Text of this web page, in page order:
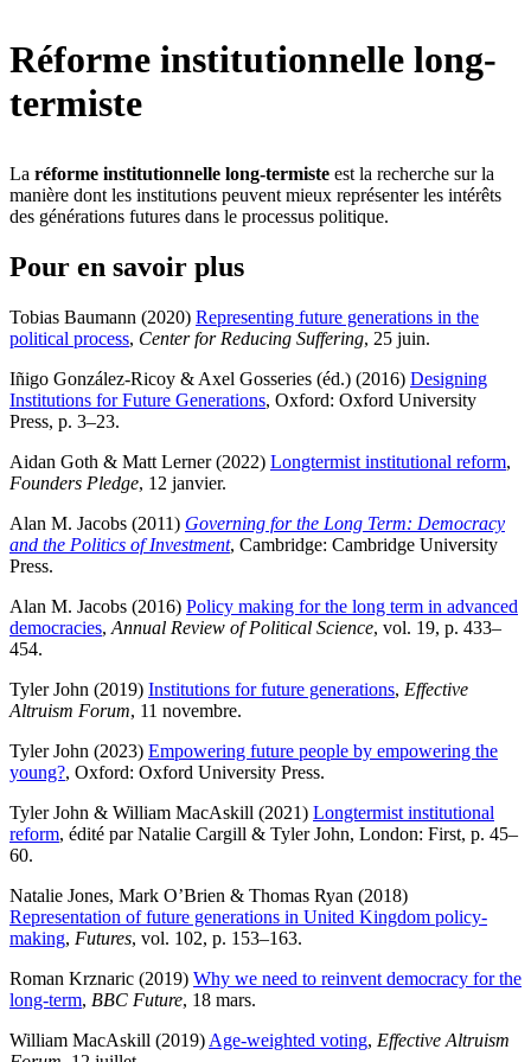
Réforme institutionnelle long-
termiste
La réforme institutionnelle long-termiste est la recherche sur la
manière dont les institutions peuvent mieux représenter les intérêts
des générations futures dans le processus politique.
Pour en savoir plus
Tobias Baumann (2020) Representing future generations in the
political process, Center for Reducing Suffering, 25 juin.
Iñigo González-Ricoy & Axel Gosseries (éd.) (2016) Designing
Institutions for Future Generations, Oxford: Oxford University
Press, p. 3–23.
Aidan Goth & Matt Lerner (2022) Longtermist institutional reform,
Founders Pledge, 12 janvier.
Alan M. Jacobs (2011) Governing for the Long Term: Democracy
and the Politics of Investment, Cambridge: Cambridge University
Press.
Alan M. Jacobs (2016) Policy making for the long term in advanced
democracies, Annual Review of Political Science, vol. 19, p. 433–
454.
Tyler John (2019) Institutions for future generations, Effective
Altruism Forum, 11 novembre.
Tyler John (2023) Empowering future people by empowering the
young?, Oxford: Oxford University Press.
Tyler John & William MacAskill (2021) Longtermist institutional
reform, édité par Natalie Cargill & Tyler John, London: First, p. 45–
60.
Natalie Jones, Mark O’Brien & Thomas Ryan (2018)
Representation of future generations in United Kingdom policy-
making, Futures, vol. 102, p. 153–163.
Roman Krznaric (2019) Why we need to reinvent democracy for the
long-term, BBC Future, 18 mars.
William MacAskill (2019) Age-weighted voting, Effective Altruism